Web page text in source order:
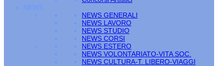
NEWS
NEWS GENERALI
NEWS LAVORO
NEWS STUDIO
NEWS CORSI
NEWS ESTERO
NEWS VOLONTARIATO-VITA SOC.
NEWS CULTURA-T. LIBERO-VIAGGI